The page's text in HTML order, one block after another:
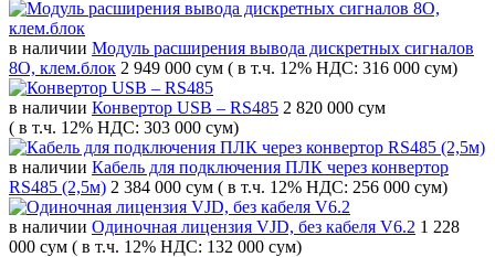
в наличии Модуль расширения вывода дискретных сигналов
8O, клем.блок 2 949 000 сум ( в т.ч. 12% НДС: 316 000 сум)
в наличии Конвертор USB – RS485 2 820 000 сум
( в т.ч. 12% НДС: 303 000 сум)
в наличии Кабель для подключения ПЛК через конвертор
RS485 (2,5м) 2 384 000 сум ( в т.ч. 12% НДС: 256 000 сум)
в наличии Одиночная лицензия VJD, без кабеля V6.2 1 228
000 сум ( в т.ч. 12% НДС: 132 000 сум)